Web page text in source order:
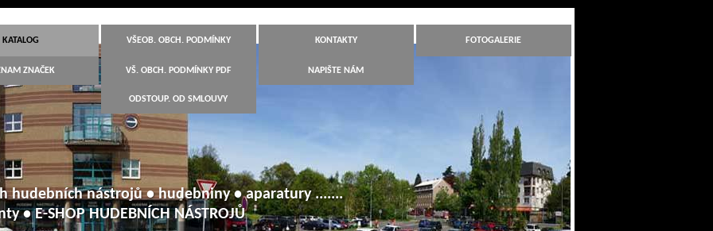
KATALOG
ZNAČEK
VŠEOB. OBCH. PODMÍNKY
VŠ. OBCH. PODMÍNKY PDF
ODSTOUP. OD SMLOUVY
KONTAKTY
NAPIŠTE NÁM
FOTOGALERIE
hudebních nástrojů • hudebniny • aparatury .......
• E-SHOP HUDEBNÍCH NÁSTROJŮ